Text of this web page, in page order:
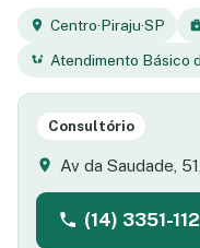
Centro·Piraju·SP
Atendimento Básico
Consultório
Av da Saudade,
(14) 3351-